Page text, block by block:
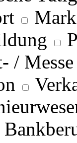
/ Messe